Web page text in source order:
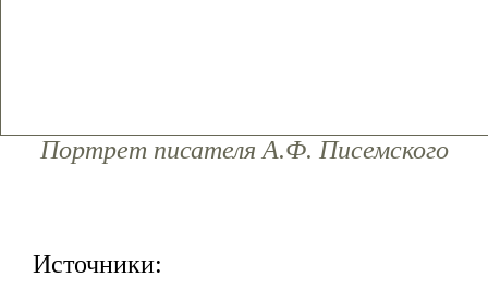
Портрет писателя А.Ф. Писемского
Источники: